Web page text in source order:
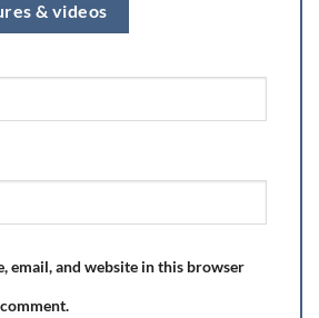
& videos
email, and website in this browser